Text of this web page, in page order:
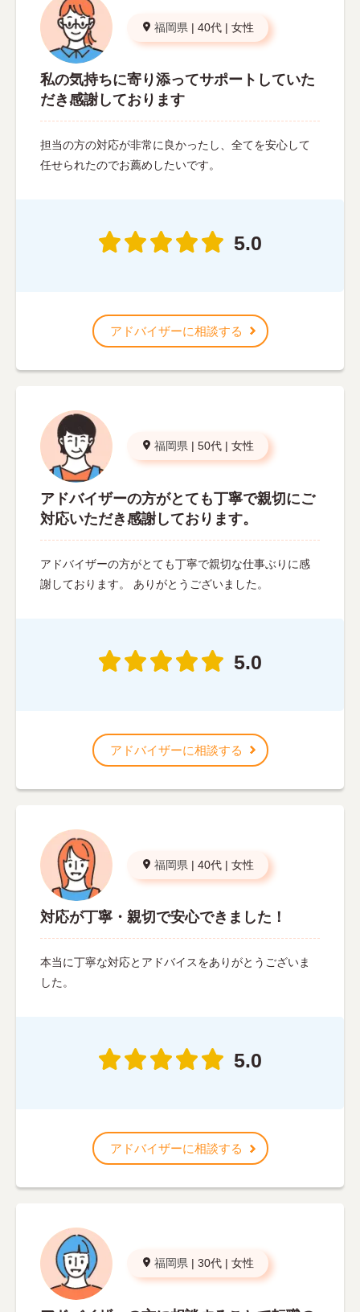
福岡県 | 40代 | 女性
私の気持ちに寄り添ってサポートしていた
だき感謝しております
担当の方の対応が非常に良かったし、全てを安心して
任せられたのでお薦めしたいです。
5.0
アドバイザーに相談する
福岡県 | 50代 | 女性
アドバイザーの方がとても丁寧で親切にご
対応いただき感謝しております。
アドバイザーの方がとても丁寧で親切な仕事ぶりに感
謝しております。 ありがとうございました。
5.0
アドバイザーに相談する
福岡県 | 40代 | 女性
対応が丁寧・親切で安心できました！
本当に丁寧な対応とアドバイスをありがとうございま
した。
5.0
アドバイザーに相談する
福岡県 | 30代 | 女性